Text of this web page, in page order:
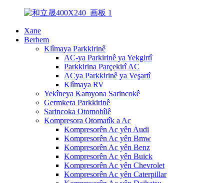
Xane
Berhem
Klîmaya Parkkirinê
AC-ya Parkirinê ya Yekgirtî
Parkkirina Parçekirî AC
ACya Parkkirinê ya Veşartî
Klîmaya RV
Yekîneya Kamyona Sarincokê
Germkera Parkkirinê
Sarincoka Otomobîlê
Kompresora Otomatîk a Ac
Kompresorên Ac yên Audi
Kompresorên Ac yên Bmw
Kompresorên Ac yên Benz
Kompresorên Ac yên Buick
Kompresorên Ac yên Chevrolet
Kompresorên Ac yên Caterpillar